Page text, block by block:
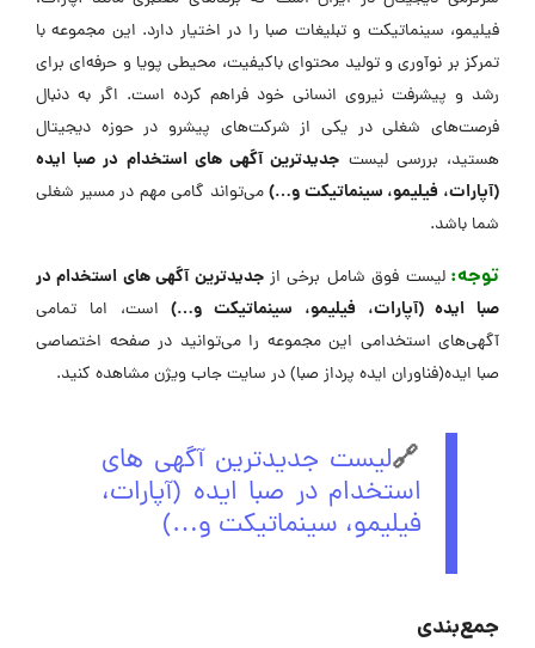
فیلیمو، سینماتیکت و تبلیغات صبا را در اختیار دارد. این مجموعه با
تمرکز بر نوآوری و تولید محتوای باکیفیت، محیطی پویا و حرفه‌ای برای
رشد و پیشرفت نیروی انسانی خود فراهم کرده است. اگر به دنبال
فرصت‌های شغلی در یکی از شرکت‌های پیشرو در حوزه دیجیتال
هستید، بررسی لیست جدیدترین آگهی های استخدام در صبا ایده
(آپارات، فیلیمو، سینماتیکت و…)می‌تواند گامی مهم در مسیر شغلی
شما باشد.
توجه: لیست فوق شامل برخی ازجدیدترین آگهی های استخدام در
صبا ایده (آپارات، فیلیمو، سینماتیکت و…)است، اما تمامی
آگهی‌های استخدامی این مجموعه را می‌توانید در صفحه اختصاصی
صبا ایده(فناوران ایده پرداز صبا) در سایت جاب ویژن مشاهده کنید.
🔗لیست جدیدترین آگهی های
استخدام در صبا ایده (آپارات،
فیلیمو، سینماتیکت و…)
جمع‌بندی